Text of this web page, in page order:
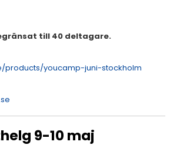
till 40 deltagare.
products/youcamp-juni-stockholm
9-10 maj